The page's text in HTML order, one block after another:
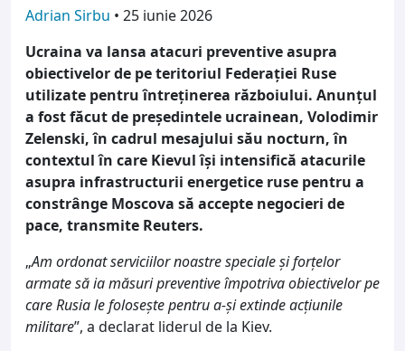
Adrian Sirbu • 25 iunie 2026
Ucraina va lansa atacuri preventive asupra
obiectivelor de pe teritoriul Federației Ruse
utilizate pentru întreținerea războiului. Anunțul
a fost făcut de președintele ucrainean, Volodimir
Zelenski, în cadrul mesajului său nocturn, în
contextul în care Kievul își intensifică atacurile
asupra infrastructurii energetice ruse pentru a
constrânge Moscova să accepte negocieri de
pace, transmite Reuters.
„Am ordonat serviciilor noastre speciale și forțelor
armate să ia măsuri preventive împotriva obiectivelor pe
care Rusia le folosește pentru a-și extinde acțiunile
militare”, a declarat liderul de la Kiev.